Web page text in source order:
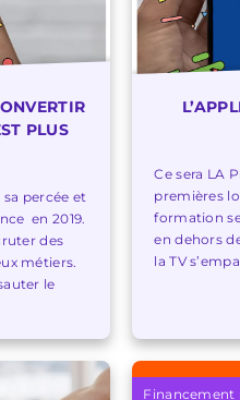
PLUS
percée et
en 2019.
des
métiers.
le
Ce sera LA
premières
formation
en dehors
la TV
Financement